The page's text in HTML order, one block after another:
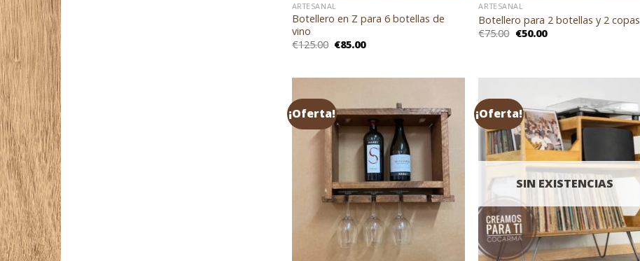
ARTESANAL
Botellero en Z para 6 botellas de
vino
€125.00 El
€85.00El
ARTESANAL
Botellero para 2 botellas y 2 copas
€75.00 El
€50.00El
¡Oferta! ¡Oferta!
SIN EXISTENCIAS